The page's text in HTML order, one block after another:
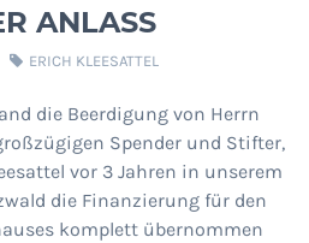
ANLASS
ERICH KLEESATTEL
die Beerdigung von Herrn
Spender und Stifter,
vor 3 Jahren in unserem
die Finanzierung für den
komplett übernommen